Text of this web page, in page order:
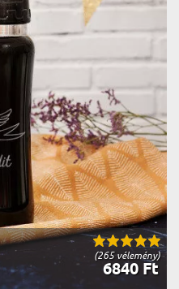
(265 vélemény)
6840 Ft